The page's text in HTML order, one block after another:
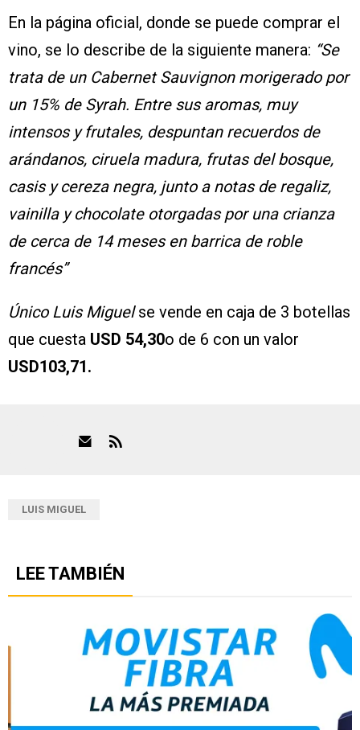
En la página oficial, donde se puede comprar el
vino, se lo describe de la siguiente manera: “Se
trata de un Cabernet Sauvignon morigerado por
un 15% de Syrah. Entre sus aromas, muy
intensos y frutales, despuntan recuerdos de
arándanos, ciruela madura, frutas del bosque,
casis y cereza negra, junto a notas de regaliz,
vainilla y chocolate otorgadas por una crianza
de cerca de 14 meses en barrica de roble
francés”
Único Luis Miguelse vende en caja de 3 botellas
que cuesta USD 54,30o de 6 con un valor
USD103,71.
LUIS MIGUEL
LEE TAMBIÉN